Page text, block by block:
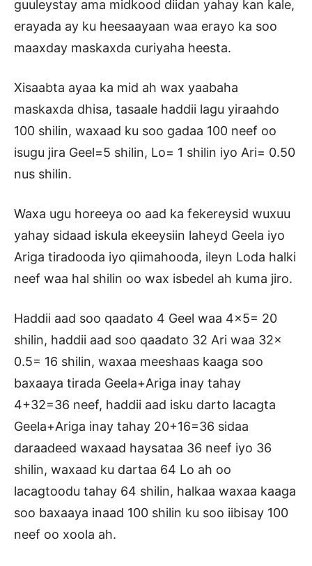
guuleystay ama midkood diidan yahay kan kale,
erayada ay ku heesaayaan waa erayo ka soo
maaxday maskaxda curiyaha heesta.
Xisaabta ayaa ka mid ah wax yaabaha
maskaxda dhisa, tasaale haddii lagu yiraahdo
100 shilin, waxaad ku soo gadaa 100 neef oo
isugu jira Geel=5 shilin, Lo= 1 shilin iyo Ari= 0.50
nus shilin.
Waxa ugu horeeya oo aad ka fekereysid wuxuu
yahay sidaad iskula ekeeysiin laheyd Geela iyo
Ariga tiradooda iyo qiimahooda, ileyn Loda halki
neef waa hal shilin oo wax isbedel ah kuma jiro.
Haddii aad soo qaadato 4 Geel waa 4×5= 20
shilin, haddii aad soo qaadato 32 Ari waa 32×
0.5= 16 shilin, waxaa meeshaas kaaga soo
baxaaya tirada Geela+Ariga inay tahay
4+32=36 neef, haddii aad isku darto lacagta
Geela+Ariga inay tahay 20+16=36 sidaa
daraadeed waxaad haysataa 36 neef iyo 36
shilin, waxaad ku dartaa 64 Lo ah oo
lacagtoodu tahay 64 shilin, halkaa waxaa kaaga
soo baxaaya inaad 100 shilin ku soo iibisay 100
neef oo xoola ah.